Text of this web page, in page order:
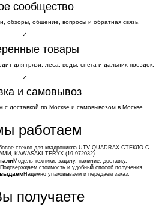
сообщество
обзоры, общение, вопросы и обратная связь.
✓
товары
для грязи, леса, воды, снега и дальних поездок.
↗
и самовывоз
доставкой по Москве и самовывозом в Москве.
работаем
стекло для квадроцикла UTV QUADRAX СТЕКЛО C
KAWASAKI TERYX (19-972032)
Модель техники, задачу, наличие, доставку.
Подтверждаем стоимость и удобный способ получения.
Надёжно упаковываем и передаём заказ.
получаете